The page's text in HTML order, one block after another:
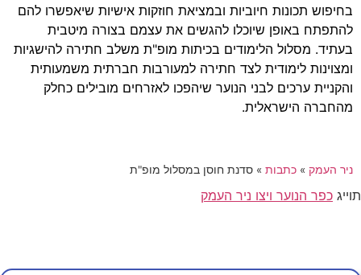
בחיפוש תכונות חיוביות ובמציאת חוזקות אישיות שיאפשרו להם
להתפתח באופן שיוכלו להגשים את עצמם בצורה מיטבית
בעתיד. מסלול הלימודים בכיתות מופ"ת משלב חתירה להישגיות
ומצוינות לימודית לצד חתירה למעורבות חברתית משמעותית
והקניית ערכים לבני הנוער שיהפכו לאזרחים מובילים כחלק
מהחברה הישראלית.
ניר העמק » כתבות » סדנת חוסן במסלול מופ"ת
תוייג כפר הנוער ויצו ניר העמק